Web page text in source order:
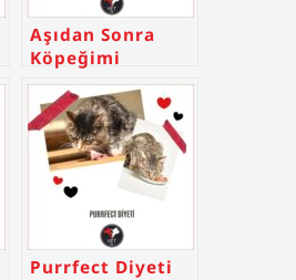
Aşıdan Sonra
Köpeğimi
Yıkayabilir
Miyim?
Purrfect Diyeti